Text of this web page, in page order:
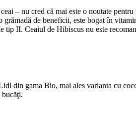
– nu cred că mai este o noutate
grămadă de beneficii, este bogat în
tip II. Ceaiul de Hibiscus nu este
din gama Bio, mai ales varianta cu